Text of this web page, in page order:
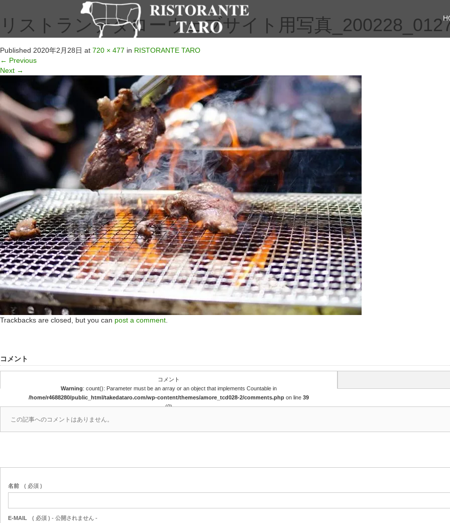
リストランテタローウェブサイト用写真
Published 2020年2月28日 at 720 × 477 in RISTORANTE TARO
← Previous
Next →
Trackbacks are closed, but you can post a comment
コメント
コメント
Warning: count(): Parameter must be an array or an object that implements Countable in
/home/r4688280/public_html/takedataro.com/wp-content/themes/amore_tcd028-2/comments.php on line 39
(0)
この記事へのコメントはありません。
名前 ( 必須 )
E-MAIL ( 必須 ) - 公開されません -